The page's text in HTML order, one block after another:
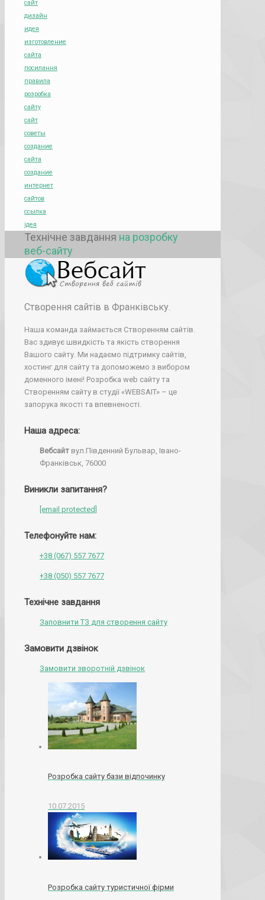
сайт
дизайн
идея
изготовление
сайта
посилання
правила
розробка
сайту
сайт
советы
создание
сайта
создание
интернет
сайтов
ссылка
ідея
Технічне завдання на розробку
веб-сайту
Створення сайтів в Франківську.
Наша команда займається Створенням сайтів.
Вас здивує швидкість та якість створення
Вашого сайту. Ми надаємо підтримку сайтів,
хостинг для сайту та допоможемо з вибором
доменного імені! Розробка web сайту та
Створенням сайту в студії «WEBSAIT» – це
запорука якості та впевненості.
Наша адреса:
Вебсайт вул.Південний Бульвар, Івано-
Франківськ, 76000
Виникли запитання?
[email protected]
Телефонуйте нам:
+38 (067) 557 7677
+38 (050) 557 7677
Технічне завдання
Заповнити ТЗ для створення сайту
Замовити дзвінок
Замовити зворотній дзвінок
Розробка сайту бази відпочинку
10.07.2015
Розробка сайту туристичної фірми